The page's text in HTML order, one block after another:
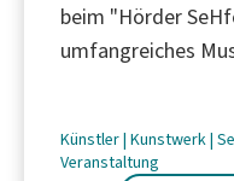
beim "Hörder
umfangreiches
Künstler| Kunstwerk|
Veranstaltung